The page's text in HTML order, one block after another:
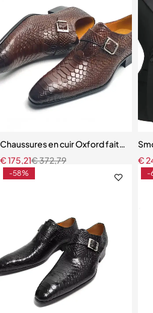
Chaussures en cuir Oxford faites à la
€372,79
€175,21 €
-58% -